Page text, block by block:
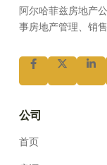
阿尔哈菲兹房地产
事房地产管理、销
公司
首页